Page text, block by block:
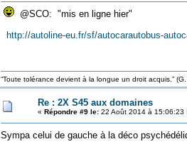
@SCO: "mis en ligne hier"
http://autoline-eu.fr/sf/autocarautobus-
“Toute tolérance devient à la longue un droit acquis.”
Re : 2X S45 aux domaines
« Répondre #9 le:22 Août 2014 à 15:06:23
Sympa celui de gauche à la déco